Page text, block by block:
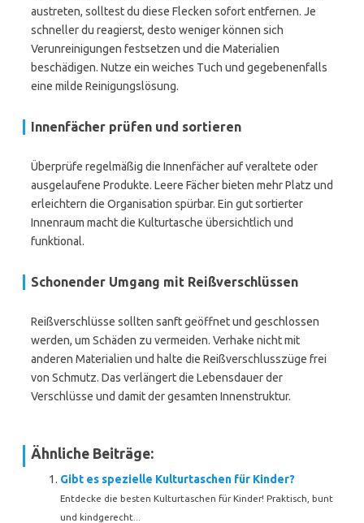
austreten, solltest du diese Flecken sofort entfernen. Je
schneller du reagierst, desto weniger können sich
Verunreinigungen festsetzen und die Materialien
beschädigen. Nutze ein weiches Tuch und gegebenenfalls
eine milde Reinigungslösung.
Innenfächer prüfen und sortieren
Überprüfe regelmäßig die Innenfächer auf veraltete oder
ausgelaufene Produkte. Leere Fächer bieten mehr Platz und
erleichtern die Organisation spürbar. Ein gut sortierter
Innenraum macht die Kulturtasche übersichtlich und
funktional.
Schonender Umgang mit Reißverschlüssen
Reißverschlüsse sollten sanft geöffnet und geschlossen
werden, um Schäden zu vermeiden. Verhake nicht mit
anderen Materialien und halte die Reißverschlusszüge frei
von Schmutz. Das verlängert die Lebensdauer der
Verschlüsse und damit der gesamten Innenstruktur.
Ähnliche Beiträge:
Gibt es spezielle Kulturtaschen für Kinder?
Entdecke die besten Kulturtaschen für Kinder! Praktisch, bunt
und kindgerecht...